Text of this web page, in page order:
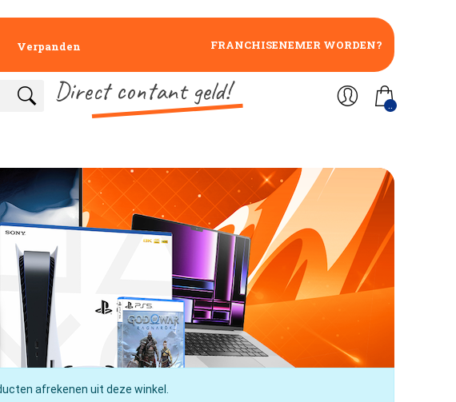
Verpanden FRANCHISENEMER WORDEN?
Direct contant geld! ..
afrekenen uit deze winkel.